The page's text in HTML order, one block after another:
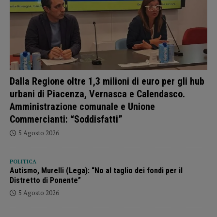
Dalla Regione oltre 1,3 milioni di euro per gli hub
urbani di Piacenza, Vernasca e Calendasco.
Amministrazione comunale e Unione
Commercianti: “Soddisfatti”
5 Agosto 2026
POLITICA
Autismo, Murelli (Lega): “No al taglio dei fondi per il
Distretto di Ponente”
5 Agosto 2026